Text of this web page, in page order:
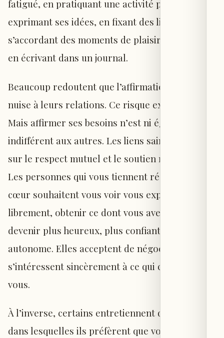
fatigué, en pratiquant une activité physique, en
exprimant ses idées, en fixant des limites, en
s’accordant des moments de plaisir simple ou
en écrivant dans un journal.
Beaucoup redoutent que l’affirmation de soi
nuise à leurs relations. Ce risque existe parfois.
Mais affirmer ses besoins n’est ni égoïste ni
indifférent aux autres. Les liens sains reposent
sur le respect mutuel et le soutien réciproque.
Les personnes qui vous tiennent réellement à
cœur souhaitent vous voir vous exprimer
librement, obtenir ce dont vous avez besoin et
devenir plus heureux, plus confiant, plus
autonome. Elles acceptent de négocier et
s’intéressent sincèrement à ce qui compte pour
vous.
À l’inverse, certains entretiennent des relations
dans lesquelles ils préfèrent que vous restiez